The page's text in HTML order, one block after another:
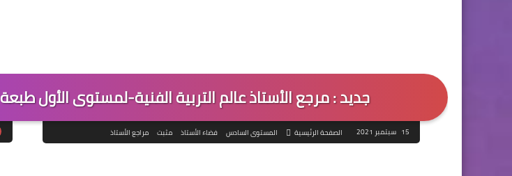
جديد : مرجع الأستاذ عالم التربية الفنية-لمستوى الأول طبعة 2021
15 سبتمبر 2021 الصفحة الرئيسية المستوى السادس فضاء الأستاذ مثبت مراجع الأستاذ